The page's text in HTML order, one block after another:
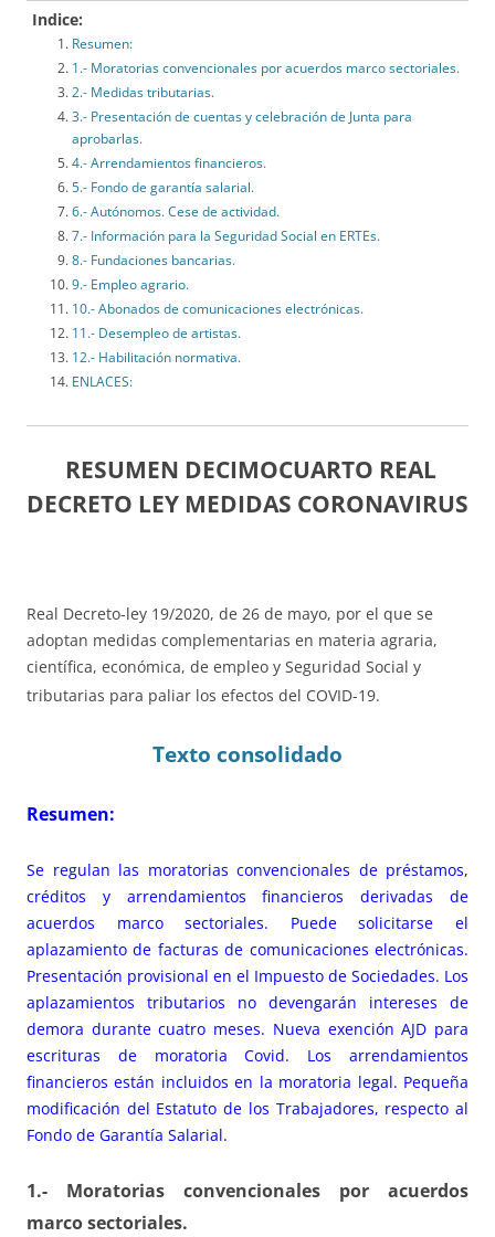
Indice:
Resumen:
1.- Moratorias convencionales por acuerdos marco sectoriales.
2.- Medidas tributarias.
3.- Presentación de cuentas y celebración de Junta para
aprobarlas.
4.- Arrendamientos financieros.
5.- Fondo de garantía salarial.
6.- Autónomos. Cese de actividad.
7.- Información para la Seguridad Social en ERTEs.
8.- Fundaciones bancarias.
9.- Empleo agrario.
10.- Abonados de comunicaciones electrónicas.
11.- Desempleo de artistas.
12.- Habilitación normativa.
ENLACES:
RESUMEN DECIMOCUARTO REAL
DECRETO LEY MEDIDAS CORONAVIRUS
Real Decreto-ley 19/2020, de 26 de mayo, por el que se
adoptan medidas complementarias en materia agraria,
científica, económica, de empleo y Seguridad Social y
tributarias para paliar los efectos del COVID-19.
Texto consolidado
Resumen:
Se regulan las moratorias convencionales de préstamos,
créditos y arrendamientos financieros derivadas de
acuerdos marco sectoriales. Puede solicitarse el
aplazamiento de facturas de comunicaciones electrónicas.
Presentación provisional en el Impuesto de Sociedades. Los
aplazamientos tributarios no devengarán intereses de
demora durante cuatro meses. Nueva exención AJD para
escrituras de moratoria Covid. Los arrendamientos
financieros están incluidos en la moratoria legal. Pequeña
modificación del Estatuto de los Trabajadores, respecto al
Fondo de Garantía Salarial.
1.- Moratorias convencionales por acuerdos
marco sectoriales.